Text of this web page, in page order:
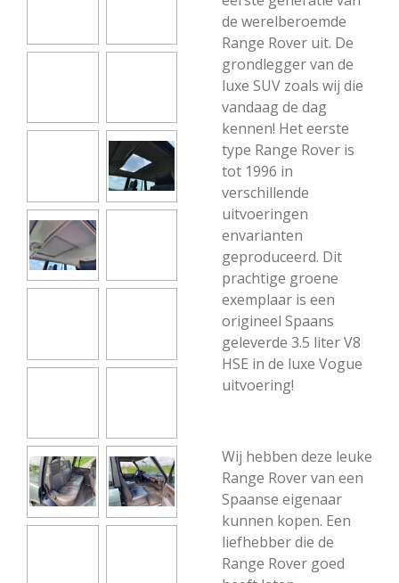
de werelberoemde
Range Rover uit. De
grondlegger van de
luxe SUV zoals wij die
vandaag de dag
kennen! Het eerste
type Range Rover is
tot 1996 in
verschillende
uitvoeringen
envarianten
geproduceerd. Dit
prachtige groene
exemplaar is een
origineel Spaans
geleverde 3.5 liter V8
HSE in de luxe Vogue
uitvoering!
Wij hebben deze leuke
Range Rover van een
Spaanse eigenaar
kunnen kopen. Een
liefhebber die de
Range Rover goed